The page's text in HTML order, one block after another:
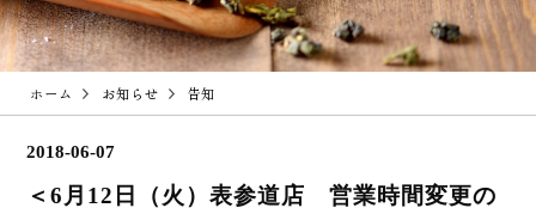
ホーム お知らせ 告知
2018-06-07
＜6月12日（火）表参道店 営業時間変更の